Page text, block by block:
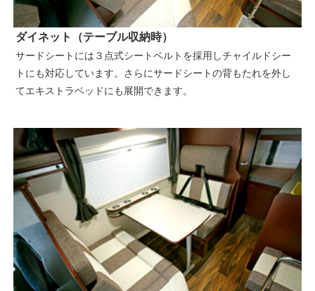
ダイネット（テーブル収納時）
サードシートには３点式シートベルトを採用しチャイルドシー
トにも対応しています。さらにサードシートの背もたれを外し
てエキストラベッドにも展開できます。